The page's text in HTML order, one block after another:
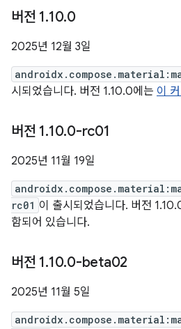
버전 1.10.0
2025년 12월 3일
시되었습니다. 버전 1.10.0에는 이
버전 1.10.0-rc01
2025년 11월 19일
rc01 이 출시되었습니다. 버전
함되어 있습니다.
버전 1.10.0-beta02
2025년 11월 5일